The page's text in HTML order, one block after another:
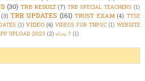
(30) TRB RESULT (7) TRB SPECIAL TEACHERS (1)
(3) TRB UPDATES (161) TRUST EXAM (4) TTSE
(1) VIDEO (6) VIDEOS FOR TNPSC (1) WEBSITE
UPLOAD 2023 (2) எப்படி ? (1)